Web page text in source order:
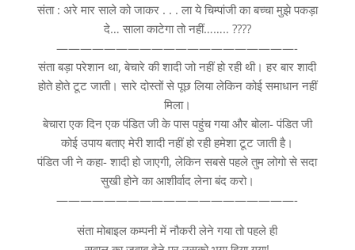
संता : अरे मार साले को जाकर . . . ला ये चिम्पांजी का बच्चा मुझे पकड़ा
दे… साला काटेगा तो नहीं…….. ????
————————————————————-
संता बड़ा परेशान था, बेचारे की शादी जो नहीं हो रही थी। हर बार शादी
होते होते टूट जाती। सारे दोस्तों से पूछ लिया लेकिन कोई समाधान नहीं
मिला।
बेचारा एक दिन एक पंडित जी के पास पहुंच गया और बोला- पंडित जी
कोई उपाय बताए मेरी शादी नहीं हो रही हमेशा टूट जाती है।
पंडित जी ने कहा- शादी हो जाएगी, लेकिन सबसे पहले तुम लोगो से सदा
सुखी होने का आशीर्वाद लेना बंद करो।
————————————————————-
संता मोबाइल कम्पनी में नौकरी लेने गया तो पहले ही